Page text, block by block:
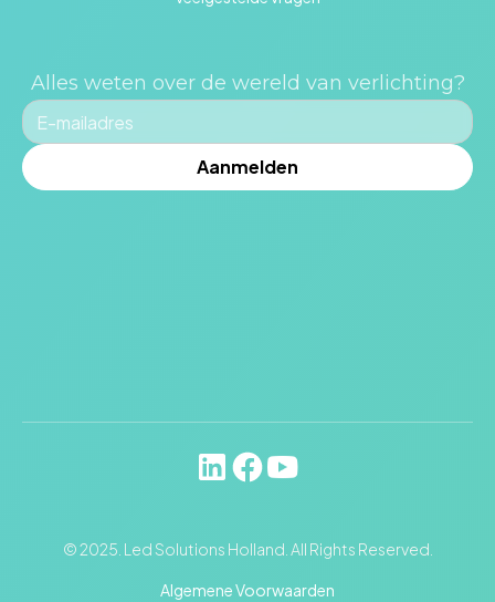
Alles weten over de wereld van verlichting?
Algemene Voorwaarden
© 2025. Led Solutions Holland. All Rights Reserved.